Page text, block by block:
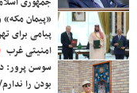
«پیمان
پیامی برای
امنیتی غرب
سوسن پرور:
بودن را